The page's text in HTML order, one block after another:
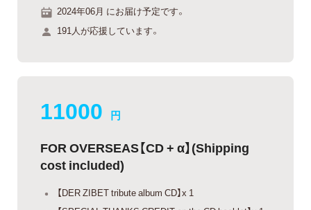
2024年06月 にお届け予定です。
191人が応援しています。
11000 円
FOR OVERSEAS【CD + α】(Shipping
cost included)
【DER ZIBET tribute album CD】x 1